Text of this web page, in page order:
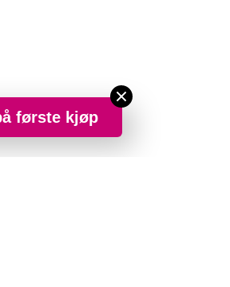
første kjøp